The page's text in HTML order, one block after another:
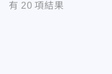
有 20 項結果